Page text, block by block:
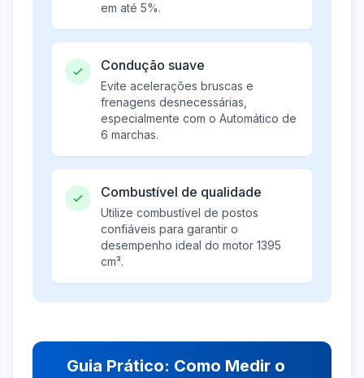
em até 5%.
Condução suave
Evite acelerações bruscas e
frenagens desnecessárias,
especialmente com o Automático de
6 marchas.
Combustível de qualidade
Utilize combustível de postos
confiáveis para garantir o
desempenho ideal do motor 1395
cm³.
Guia Prático: Como Medir o